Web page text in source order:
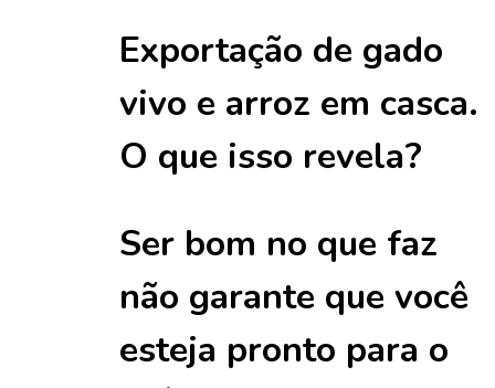
Exportação de gado
vivo e arroz em casca.
O que isso revela?
Ser bom no que faz
não garante que você
esteja pronto para o